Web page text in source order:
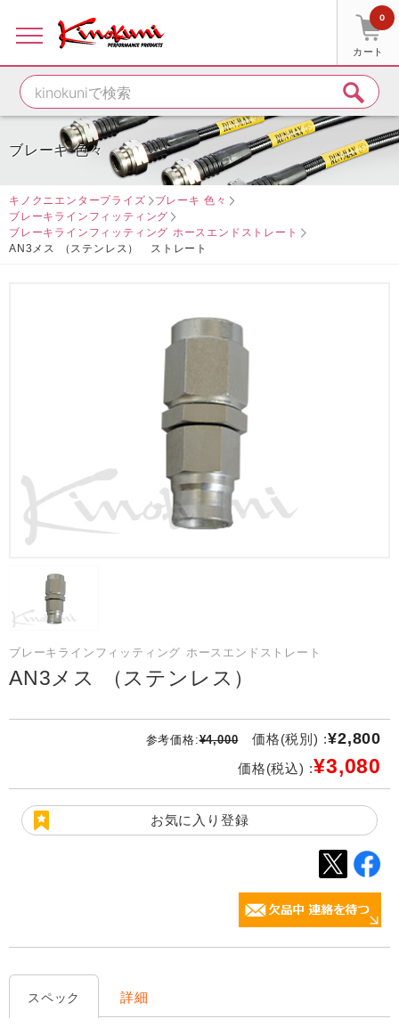
カート
0
ブレーキ 色々
キノクニエンタープライズ
ブレーキ 色々
ブレーキラインフィッティング
ブレーキラインフィッティング ホースエンドストレート
AN3メス （ステンレス） ストレート
ブレーキラインフィッティング ホースエンドストレート
AN3メス （ステンレス）
参考価格:¥4,000 価格(税別) :¥2,800
価格(税込) :¥3,080
お気に入り登録
スペック 詳細